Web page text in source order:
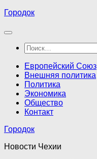
Перейти
содержимому
Городок
Найти:
Европейский Союз
Внешняя политика
Политика
Экономика
Общество
Контакт
Городок
Новости Чехии